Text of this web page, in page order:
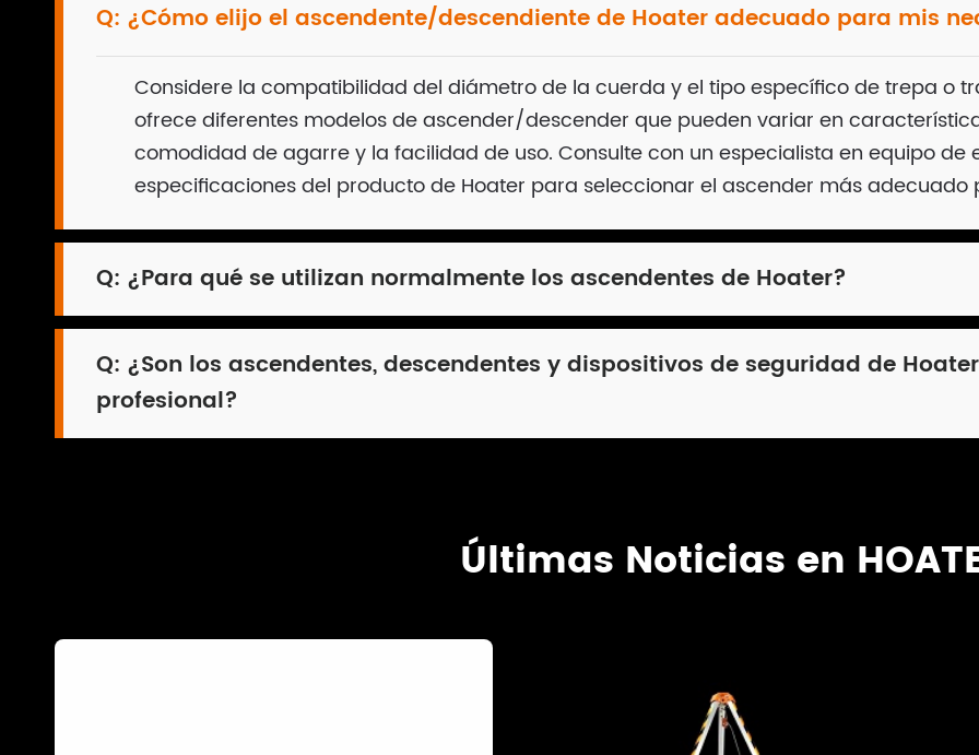
Q: ¿Cómo elijo el ascendente/descendiente de Hoater adecuado para mis
Considere la compatibilidad del diámetro de la cuerda y el tipo específico de trepa o
ofrece diferentes modelos de ascender/descender que pueden variar en
comodidad de agarre y la facilidad de uso. Consulte con un especialista en equipo de
especificaciones del producto de Hoater para seleccionar el ascender más adecuado
Q: ¿Para qué se utilizan normalmente los ascendentes de Hoater?
Q: ¿Son los ascendentes, descendentes y dispositivos de seguridad de
profesional?
Últimas Noticias en